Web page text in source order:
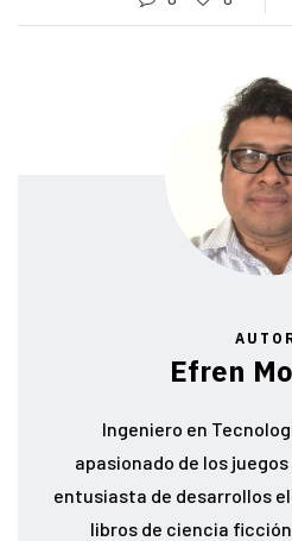
Efren
Ingeniero en
apasionado de los
entusiasta de desarrollos
libros de ciencia